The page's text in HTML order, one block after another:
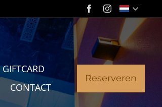
GIFTCARD
CONTACT
Reserveren